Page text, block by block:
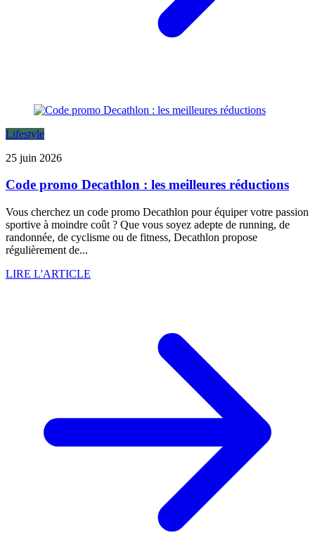
Lifestyle
25 juin 2026
Code promo Decathlon : les meilleures réductions
Vous cherchez un code promo Decathlon pour équiper votre passion
sportive à moindre coût ? Que vous soyez adepte de running, de
randonnée, de cyclisme ou de fitness, Decathlon propose
régulièrement de...
LIRE L'ARTICLE